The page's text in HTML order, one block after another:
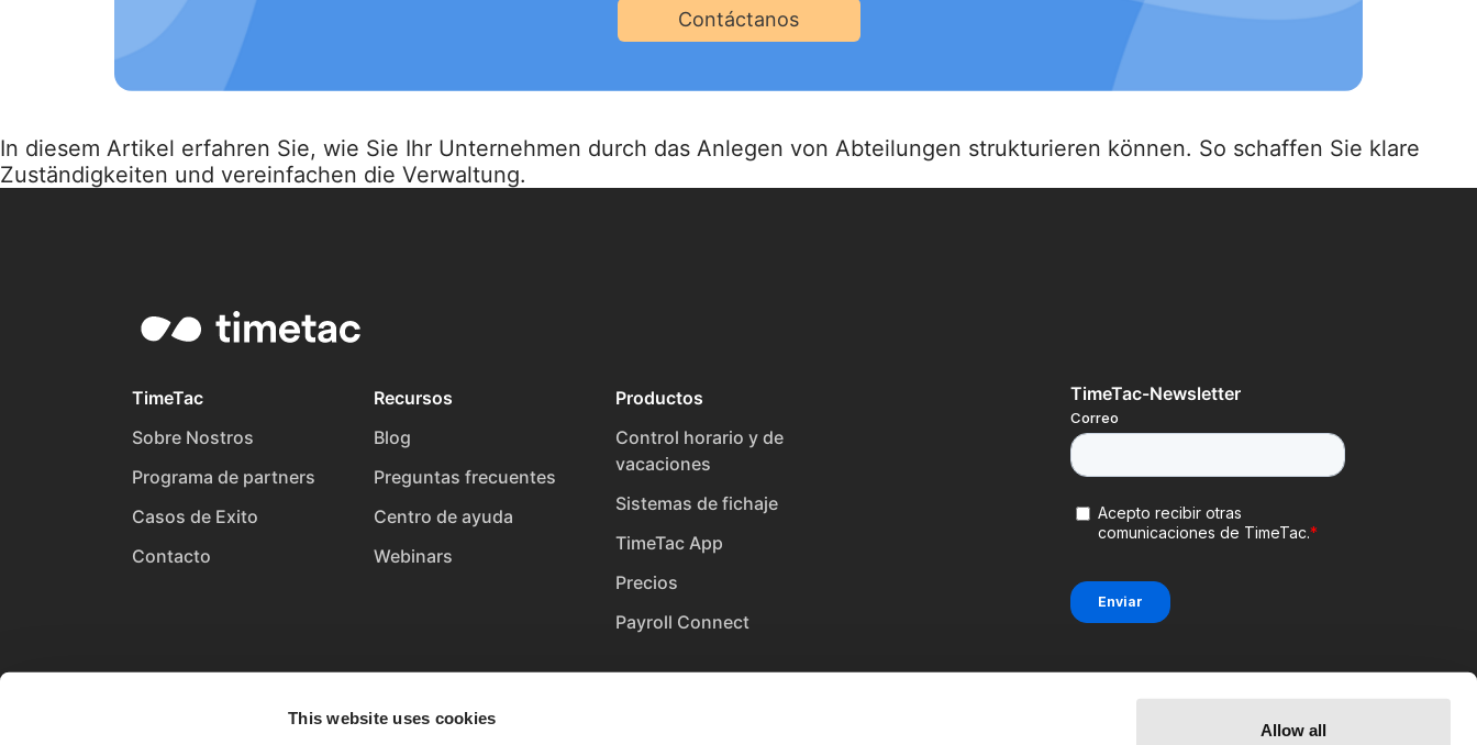
This website uses cookies
Allow all
Contáctanos
In diesem Artikel erfahren Sie, wie Sie Ihr Unternehmen durch das Anlegen von Abteilungen strukturieren können. So schaffen Sie klare
Zuständigkeiten und vereinfachen die Verwaltung.
TimeTac-Newsletter
TimeTac
Sobre Nostros
Programa de partners
Casos de Exito
Contacto
Recursos
Blog
Preguntas frecuentes
Centro de ayuda
Webinars
Productos
Control horario y de
vacaciones
Sistemas de fichaje
TimeTac App
Precios
Payroll Connect